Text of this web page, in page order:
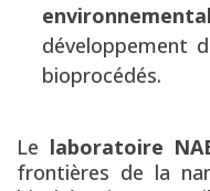
développement
bioprocédés.
Le laboratoire
frontières de la